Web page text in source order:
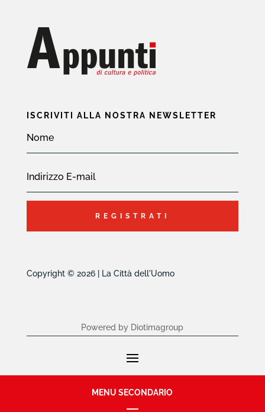
ISCRIVITI ALLA NOSTRA NEWSLETTER
REGISTRATI
Copyright © 2026 | La Città dell'Uomo
Powered by Diotimagroup
MENU SECONDARIO